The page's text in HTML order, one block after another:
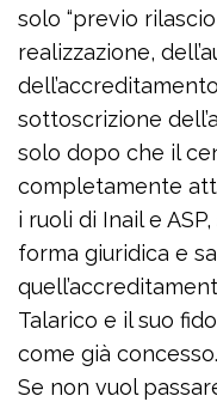
solo “previo
realizzazione,
sottoscrizione
solo dopo che il
completamente
i ruoli di Inail e
forma giuridica e
Talarico e il suo
come già concesso.
Se non vuol